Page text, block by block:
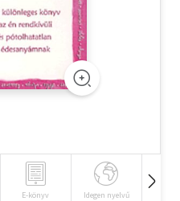
E-könyv Idegen nyelvű